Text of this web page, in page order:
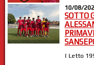
10/08/
SOTTO
| Letto